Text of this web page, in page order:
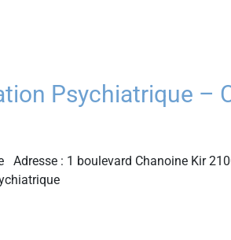
Psychiatrique –
: 1 boulevard Chanoine Kir